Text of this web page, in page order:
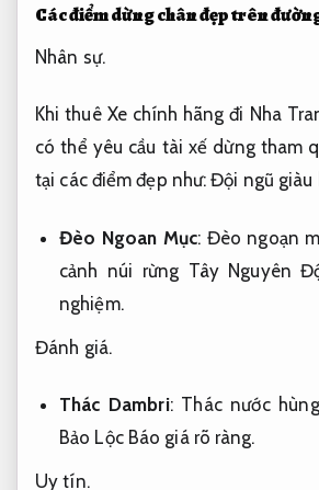
Các điểm dừng chân đẹp trên
Nhân sự.
Khi thuê Xe chính hãng đi Nha
có thể yêu cầu tài xế dừng tham
tại các điểm đẹp như:Đội ngũ giàu
Đèo Ngoan Mục: Đèo ngoạn
cảnh núi rừng Tây Nguyên
nghiệm.
Đánh giá.
Thác Dambri: Thác nước
Bảo Lộc Báo giá rõ ràng.
Uy tín.